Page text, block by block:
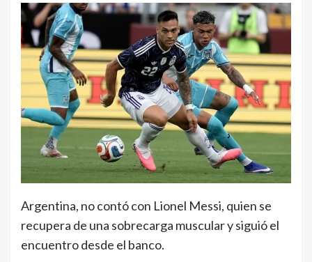
Argentina, no contó con Lionel Messi, quien se
recupera de una sobrecarga muscular y siguió el
encuentro desde el banco.